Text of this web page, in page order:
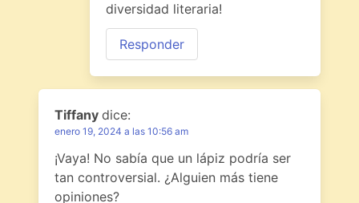
diversidad literaria!
Responder
Tiffany dice:
enero 19, 2024 a las 10:56 am
¡Vaya! No sabía que un lápiz podría ser
tan controversial. ¿Alguien más tiene
opiniones?